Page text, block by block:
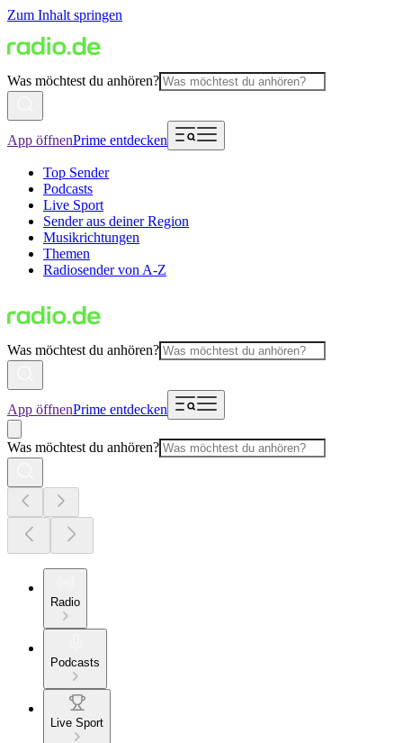
Zum Inhalt springen
Was möchtest du anhören?
App öffnenPrime entdecken
Top Sender
Podcasts
Live Sport
Sender aus deiner Region
Musikrichtungen
Themen
Radiosender von A-Z
Was möchtest du anhören?
App öffnenPrime entdecken
Was möchtest du anhören?
Radio
Podcasts
Live Sport